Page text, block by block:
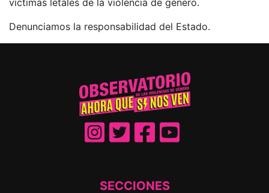
Denunciamos la responsabilidad del Estado.
SECCIONES